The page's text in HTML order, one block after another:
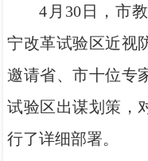
4月30日，市
宁改革试验区近视
邀请省、市十位专
试验区出谋划策，
行了详细部署。